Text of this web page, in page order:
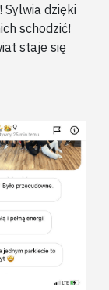
Sylwia dzięki
schodzić!
staje się